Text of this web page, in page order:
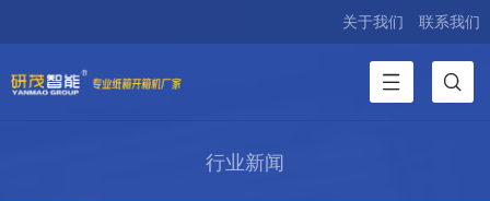
关于我们 联系我们
行业新闻